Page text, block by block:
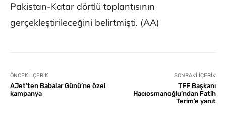
Pakistan-Katar dörtlü toplantısının
gerçekleştirileceğini belirtmişti. (AA)
ÖNCEKI İÇERIK
AJet’ten Babalar Günü’ne özel
kampanya
SONRAKI İÇERIK
TFF Başkanı
Hacıosmanoğlu’ndan Fatih
Terim’e yanıt